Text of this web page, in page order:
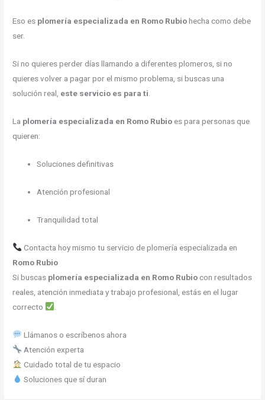
Eso es plomería especializada en Romo Rubiohecha como debe
ser.
Si no quieres perder días llamando a diferentes plomeros, si no
quieres volver a pagar por el mismo problema, si buscas una
solución real, este servicio es para ti.
La plomería especializada en Romo Rubio es para personas que
quieren:
Soluciones definitivas
Atención profesional
Tranquilidad total
Contacta hoy mismo tu servicio de plomería especializada en
Romo Rubio
Si buscas plomería especializada en Romo Rubio con resultados
reales, atención inmediata y trabajo profesional, estás en el lugar
correcto
Llámanos o escríbenos ahora
Atención experta
Cuidado total de tu espacio
Soluciones que sí duran